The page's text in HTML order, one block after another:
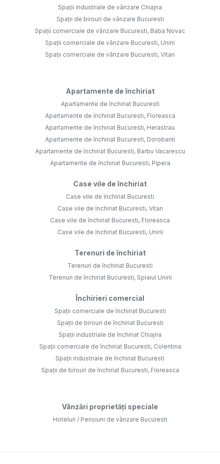
Spații industriale de vânzare Chiajna
Spații de birouri de vânzare Bucuresti
Spații comerciale de vânzare Bucuresti, Baba Novac
Spații comerciale de vânzare Bucuresti, Unirii
Spații comerciale de vânzare Bucuresti, Vitan
Apartamente de închiriat
Apartamente de închiriat Bucuresti
Apartamente de închiriat Bucuresti, Floreasca
Apartamente de închiriat Bucuresti, Herastrau
Apartamente de închiriat Bucuresti, Dorobanti
Apartamente de închiriat Bucuresti, Barbu Vacarescu
Apartamente de închiriat Bucuresti, Pipera
Case vile de închiriat
Case vile de închiriat Bucuresti
Case vile de închiriat Bucuresti, Vitan
Case vile de închiriat Bucuresti, Floreasca
Case vile de închiriat Bucuresti, Unirii
Terenuri de închiriat
Terenuri de închiriat Bucuresti
Terenuri de închiriat Bucuresti, Splaiul Unirii
Închirieri comercial
Spații comerciale de închiriat Bucuresti
Spații de birouri de închiriat Bucuresti
Spații industriale de închiriat Chiajna
Spații comerciale de închiriat Bucuresti, Colentina
Spații industriale de închiriat Bucuresti
Spații de birouri de închiriat Bucuresti, Floreasca
Vânzări proprietăți speciale
Hoteluri / Pensiuni de vânzare Bucuresti